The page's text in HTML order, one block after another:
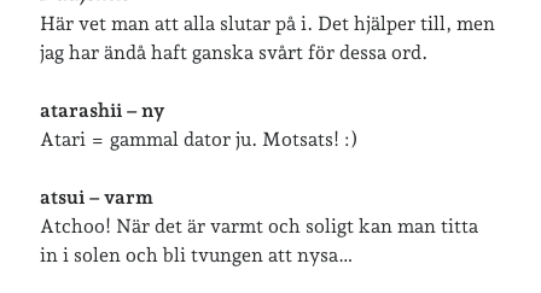
vandring veckoincheckning
vänner webben
årssammanfattningar
Här vet man att alla slutar på i. Det hjälper till, men
jag har ändå haft ganska svårt för dessa ord.
atarashii – ny
Atari = gammal dator ju. Motsats! :)
atsui – varm
Atchoo! När det är varmt och soligt kan man titta
in i solen och bli tvungen att nysa…